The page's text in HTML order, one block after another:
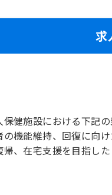
求
保健施設における下記の
の機能維持、回復に向
帰、在宅支援を目指し